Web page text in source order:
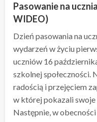
Pasowanie na
WIDEO)
Dzień pasowania na
wydarzeń w życiu
uczniów 16
szkolnej społeczności.
radością i przejęciem
w której pokazali
Następnie, w